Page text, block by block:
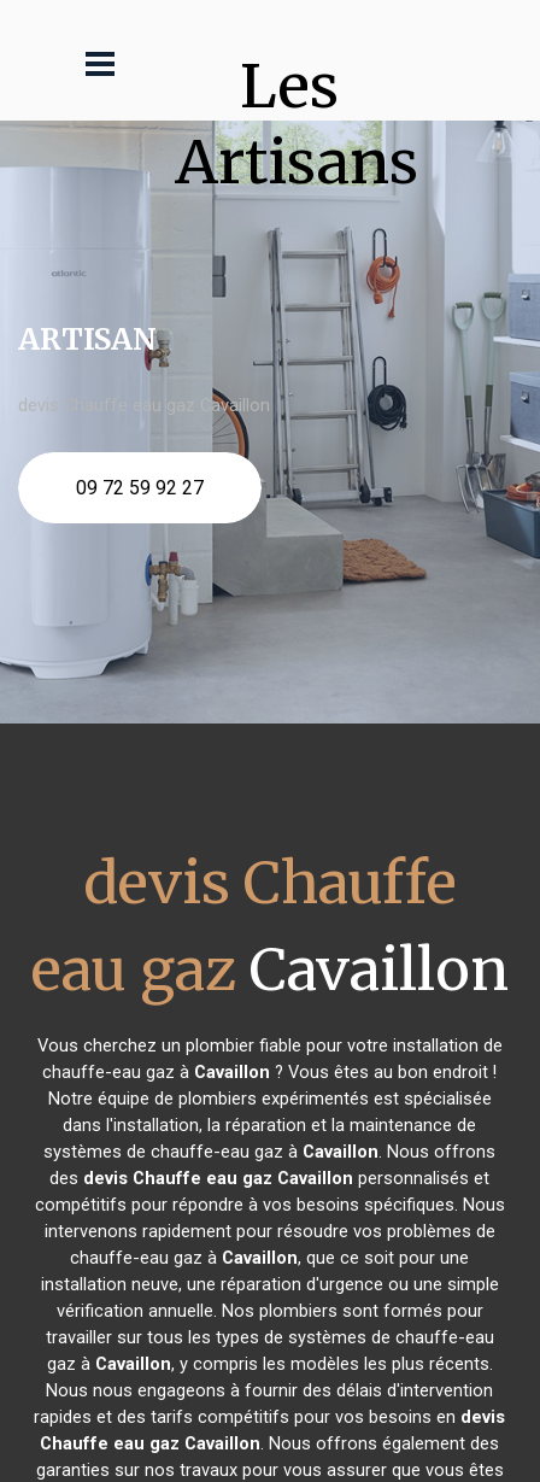
Les
Artisans
ARTISAN
devis Chauffe eau gaz Cavaillon
09 72 59 92 27
devis Chauffe
eau gaz Cavaillon
Vous cherchez un plombier fiable pour votre installation de
chauffe-eau gaz à Cavaillon ? Vous êtes au bon endroit !
Notre équipe de plombiers expérimentés est spécialisée
dans l'installation, la réparation et la maintenance de
systèmes de chauffe-eau gaz à Cavaillon. Nous offrons
des devis Chauffe eau gaz Cavaillon personnalisés et
compétitifs pour répondre à vos besoins spécifiques. Nous
intervenons rapidement pour résoudre vos problèmes de
chauffe-eau gaz à Cavaillon, que ce soit pour une
installation neuve, une réparation d'urgence ou une simple
vérification annuelle. Nos plombiers sont formés pour
travailler sur tous les types de systèmes de chauffe-eau
gaz à Cavaillon, y compris les modèles les plus récents.
Nous nous engageons à fournir des délais d'intervention
rapides et des tarifs compétitifs pour vos besoins en devis
Chauffe eau gaz Cavaillon. Nous offrons également des
garanties sur nos travaux pour vous assurer que vous êtes